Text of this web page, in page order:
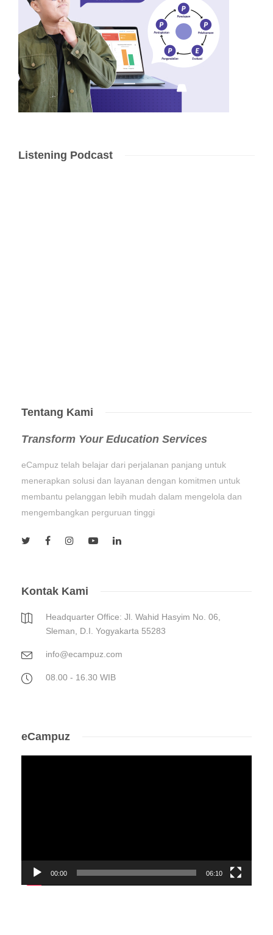
Listening Podcast
Tentang Kami
Transform Your Education Services
eCampuz telah belajar dari perjalanan panjang untuk
menerapkan solusi dan layanan dengan komitmen untuk
membantu pelanggan lebih mudah dalam mengelola dan
mengembangkan perguruan tinggi
Kontak Kami
Headquarter Office: Jl. Wahid Hasyim No. 06,
Sleman, D.I. Yogyakarta 55283
info@ecampuz.com
08.00 - 16.30 WIB
eCampuz
00:00 06:10